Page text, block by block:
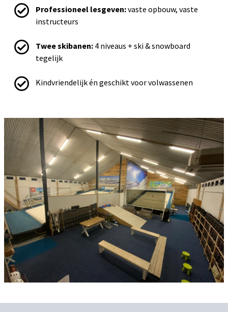
Professioneel lesgeven:vaste opbouw, vaste
instructeurs
Twee skibanen: 4 niveaus + ski & snowboard
tegelijk
Kindvriendelijk én geschikt voor volwassenen